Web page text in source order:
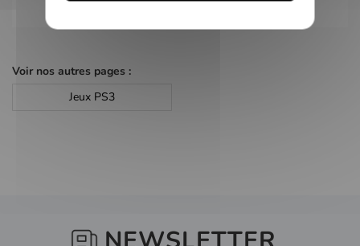
Voir nos autres pages :
Jeux PS3